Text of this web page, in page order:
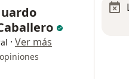
· Ver más